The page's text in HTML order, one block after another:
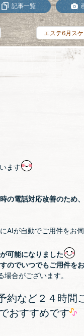
記事一覧
エステ6月ス
ます
の電話対応改善のため
AIが自動でご用件をお
可能になりました
のでいつでもご用件を
合がございます。
約など２４時間
おすすめです